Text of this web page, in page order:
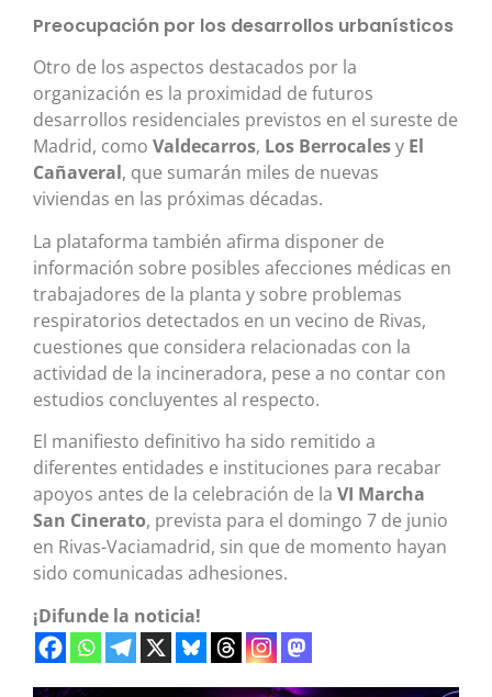
Preocupación por los desarrollos urbanísticos
Otro de los aspectos destacados por la
organización es la proximidad de futuros
desarrollos residenciales previstos en el sureste de
Madrid, como Valdecarros, Los Berrocalesy El
Cañaveral, que sumarán miles de nuevas
viviendas en las próximas décadas.
La plataforma también afirma disponer de
información sobre posibles afecciones médicas en
trabajadores de la planta y sobre problemas
respiratorios detectados en un vecino de Rivas,
cuestiones que considera relacionadas con la
actividad de la incineradora, pese a no contar con
estudios concluyentes al respecto.
El manifiesto definitivo ha sido remitido a
diferentes entidades e instituciones para recabar
apoyos antes de la celebración de la VI Marcha
San Cinerato, prevista para el domingo 7 de junio
en Rivas-Vaciamadrid, sin que de momento hayan
sido comunicadas adhesiones.
¡Difunde la noticia!